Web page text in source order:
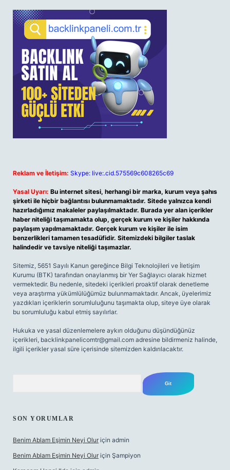
Reklam ve İletişim: Skype: live:.cid.575569c608265c69
Yasal Uyarı: Bu internet sitesi, herhangi bir marka, kurum veya şahıs
şirketi ile hiçbir bağlantısı bulunmamaktadır. Sitede yalnızca kendi
hazırladığımız makaleler paylaşılmaktadır. Burada yer alan içerikler
haber niteliği taşımamakta olup, gerçek kurum ve kişiler hakkında
paylaşım yapılmamaktadır. Gerçek kurum ve kişiler ile isim
benzerlikleri tamamen tesadüfidir. Sitemizdeki bilgiler taslak
halindedir ve tavsiye niteliği taşımazlar.
Sitemiz, 5651 Sayılı Kanun gereğince Bilgi Teknolojileri ve İletişim
Kurumu (BTK) tarafından onaylanmış bir Yer Sağlayıcı olarak hizmet
vermektedir. Bu nedenle, sitedeki içerikleri proaktif olarak denetleme
veya araştırma yükümlülüğümüz bulunmamaktadır. Ancak, üyelerimiz
yazdıkları içeriklerin sorumluluğunu taşımakta olup, siteye üye olarak
bu sorumluluğu kabul etmiş sayılırlar.
Hukuka ve yasal düzenlemelere aykırı olduğunu düşündüğünüz
içerikleri, backlinkpanelicomtr@gmail.com adresine bildirmeniz halinde,
ilgili içerikler yasal süre içerisinde sitemizden kaldırılacaktır.
SON YORUMLAR
Benim Ablam Eşimin Neyi Olur için admin
Benim Ablam Eşimin Neyi Olur için Şampiyon